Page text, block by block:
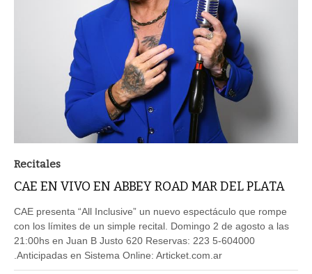
Recitales
CAE EN VIVO EN ABBEY ROAD MAR DEL PLATA
CAE presenta “All Inclusive” un nuevo espectáculo que rompe
con los límites de un simple recital. Domingo 2 de agosto a las
21:00hs en Juan B Justo 620 Reservas: 223 5-604000
.Anticipadas en Sistema Online: Articket.com.ar